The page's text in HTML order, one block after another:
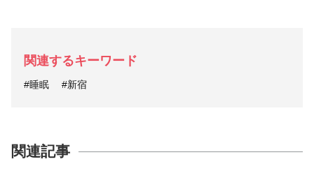
関連するキーワード
#睡眠 #新宿
関連記事